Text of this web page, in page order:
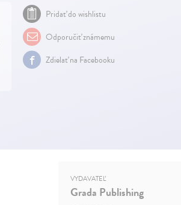
Pridať do wishlistu
Odporučiť známemu
Zdielať na Facebooku
VYDAVATEĽ
Grada Publishing